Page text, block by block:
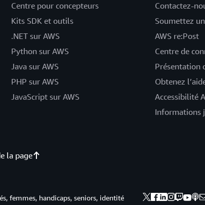
Centre pour concepteurs
Kits SDK et outils
.NET sur AWS
Python sur AWS
Java sur AWS
PHP sur AWS
JavaScript sur AWS
Contactez-
Soumettez
AWS re:Post
Centre de
Présentation
Obtenez
Accessibilité
Informations
la page
femmes, handicaps, seniors, identité